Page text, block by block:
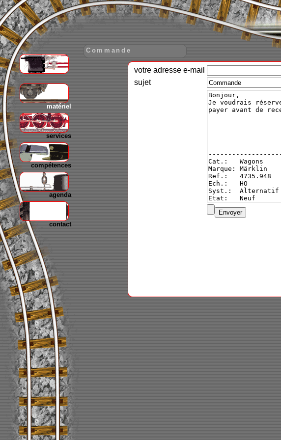
matériel
services
compétences
agenda
contact
Commande
votre adresse e-mail
sujet